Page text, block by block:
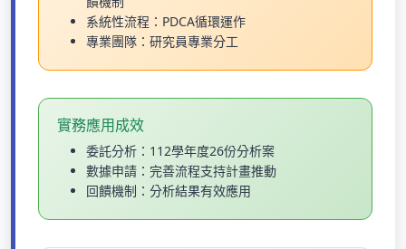
系統性流程：PDCA循環運作
專業團隊：研究員專業分工
實務應用成效
委託分析：112學年度26份分析案
數據申請：完善流程支持計畫推動
回饋機制：分析結果有效應用